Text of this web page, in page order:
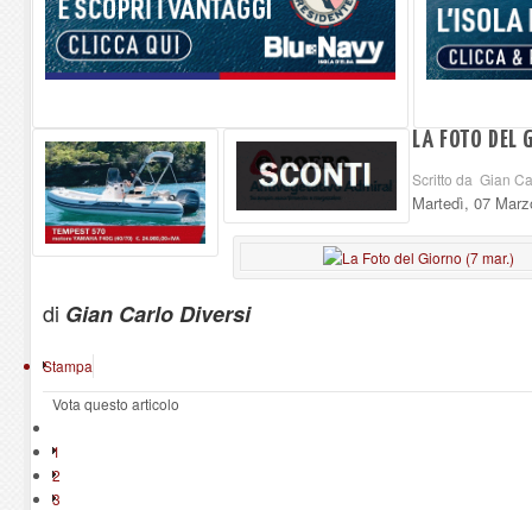
LA FOTO
Scritto da Gian
Martedì, 07
di Gian Carlo Diversi
Stampa
Vota questo articolo
1
2
3